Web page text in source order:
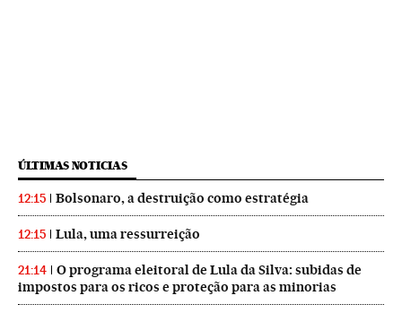
ÚLTIMAS NOTICIAS
12:15 Bolsonaro, a destruição como estratégia
12:15 Lula, uma ressurreição
21:14
O programa eleitoral de Lula da Silva: subidas de
impostos para os ricos e proteção para as minorias